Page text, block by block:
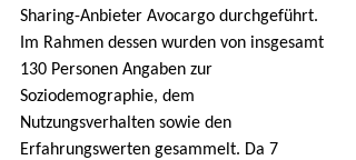
Sharing-Anbieter Avocargo durchgeführt.
Im Rahmen dessen wurden von insgesamt
130 Personen Angaben zur
Soziodemographie, dem
Nutzungsverhalten sowie den
Erfahrungswerten gesammelt. Da 7